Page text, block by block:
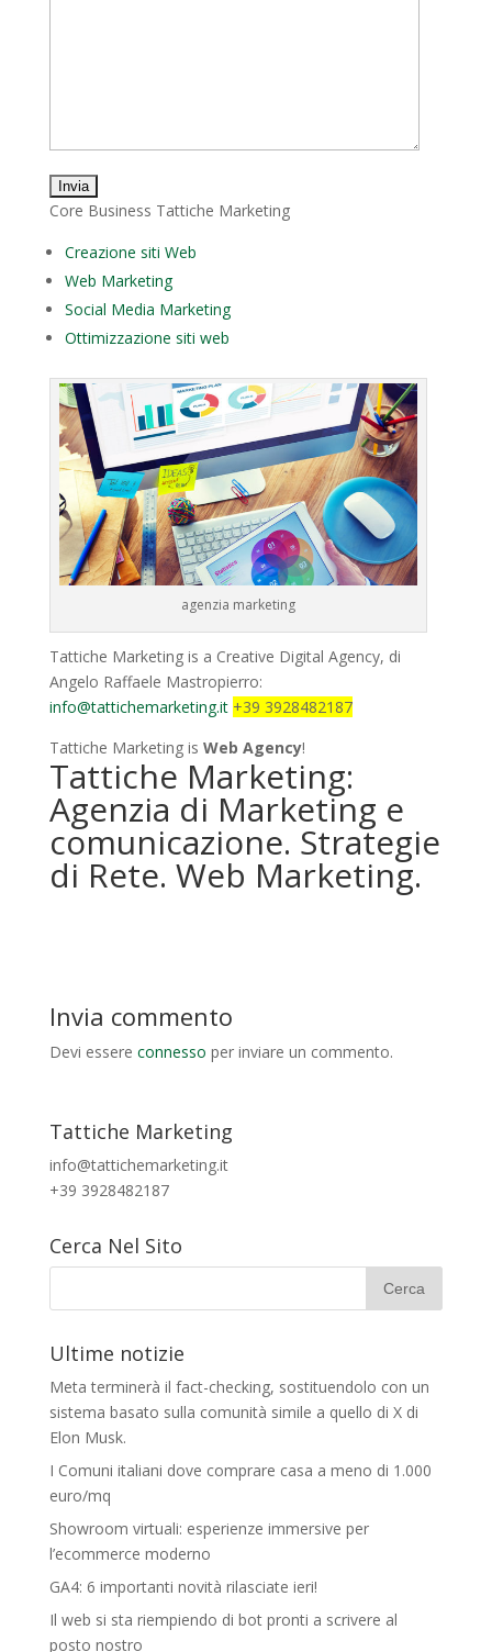
Core Business Tattiche Marketing
Creazione siti Web
Web Marketing
Social Media Marketing
Ottimizzazione siti web
agenzia marketing
Tattiche Marketing is a Creative Digital Agency, di
Angelo Raffaele Mastropierro:
info@tattichemarketing.it +39 3928482187
Tattiche Marketing is Web Agency!
Tattiche Marketing:
Agenzia di Marketing e
comunicazione. Strategie
di Rete. Web Marketing.
Invia commento
Devi essere connesso per inviare un commento.
Tattiche Marketing
info@tattichemarketing.it
+39 3928482187
Cerca Nel Sito
Ultime notizie
Meta terminerà il fact-checking, sostituendolo con un
sistema basato sulla comunità simile a quello di X di
Elon Musk.
I Comuni italiani dove comprare casa a meno di 1.000
euro/mq
Showroom virtuali: esperienze immersive per
l’ecommerce moderno
GA4: 6 importanti novità rilasciate ieri!
Il web si sta riempiendo di bot pronti a scrivere al
posto nostro